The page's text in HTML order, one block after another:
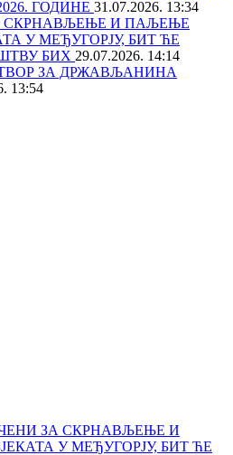
ГОДИНЕ 31.07.2026. 13:34
И ПАЉЕЊЕ
У МЕЂУГОРЈУ, БИТ ЋЕ
БИХ 29.07.2026. 14:14
ЗА ДРЖАВЉАНИНА
13:54